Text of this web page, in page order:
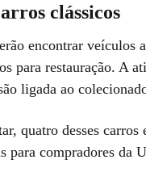
clássicos
encontrar veículos
para restauração. A
ligada ao
quatro desses carros
para compradores da